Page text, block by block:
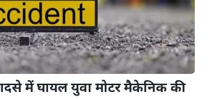
में घायल युवा मोटर मैकेनिक की